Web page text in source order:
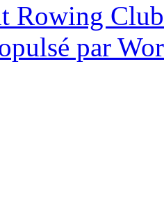
Rowing Club
par